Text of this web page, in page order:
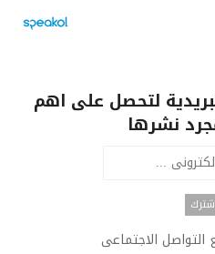
لتحصل على اهم
نشرها
التواصل الاجتماعى